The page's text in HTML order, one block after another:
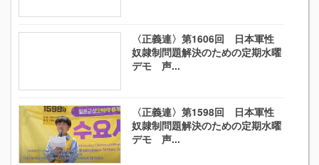
〈正義連〉第1606回 日本軍性
奴隷制問題解決のための定期水曜
デモ 声...
〈正義連〉第1598回 日本軍性
奴隷制問題解決のための定期水曜
デモ 声...